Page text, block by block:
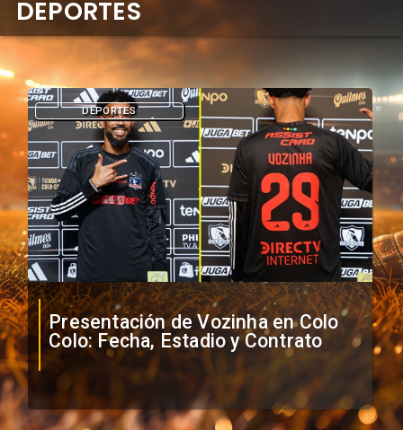
Presentación de Vozinha en Colo
Colo: Fecha, Estadio y Contrato
DEPORTES
DEPORTES